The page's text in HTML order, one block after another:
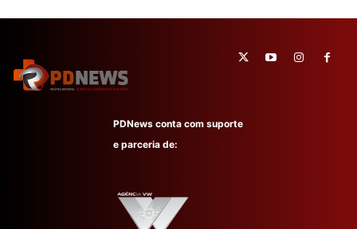
PDNews conta com suporte
e parceria de: